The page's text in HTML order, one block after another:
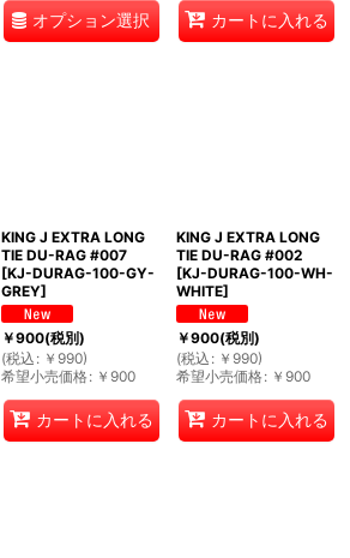
オプション選択 カートに入れる
KING J EXTRA LONG
TIE DU-RAG #007
[KJ-DURAG-100-GY-
GREY]
￥900(税別)
(税込 : ￥ 990)
希望小売価格: ￥ 900
カートに入れる
KING J EXTRA LONG
TIE DU-RAG #002
[KJ-DURAG-100-WH-
WHITE]
￥900(税別)
(税込 : ￥ 990)
希望小売価格: ￥ 900
カートに入れる